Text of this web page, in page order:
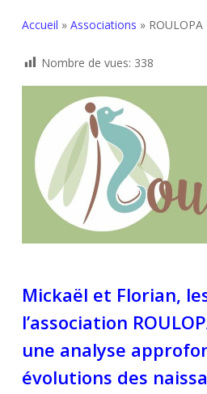
Accueil » Associations » ROULOPA
Nombre de vues: 338
Mickaël et Florian,
l’association
une analyse
évolutions des